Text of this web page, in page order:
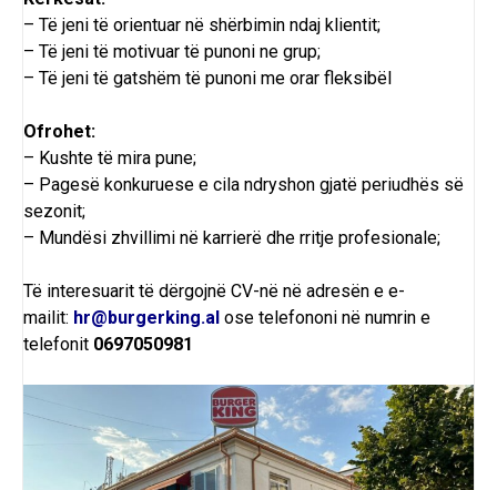
– Të jeni të orientuar në shërbimin ndaj klientit;
– Të jeni të motivuar të punoni ne grup;
– Të jeni të gatshëm të punoni me orar fleksibël
Ofrohet:
– Kushte të mira pune;
– Pagesë konkuruese e cila ndryshon gjatë periudhës së
sezonit;
– Mundësi zhvillimi në karrierë dhe rritje profesionale;
Të interesuarit të dërgojnë CV-në në adresën e e-
mailit: hr@burgerking.al ose telefononi në numrin e
telefonit 0697050981